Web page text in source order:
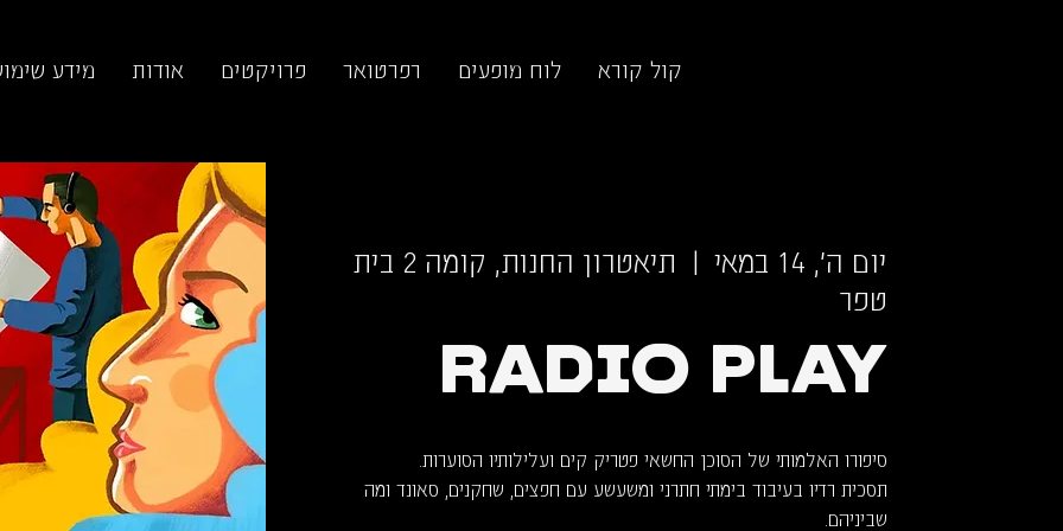
קול קורא לוח מופעים רפרטואר פרויקטים אודות מידע
יום ה׳, 14 במאי
  |
תיאטרון החנות, קומה 2 בית
טפר
RADIO PLAY
תסכית רדיו בעיבוד בימתי חתרני ומשעשע עם חפצים, שחקנים, סאונד ומה